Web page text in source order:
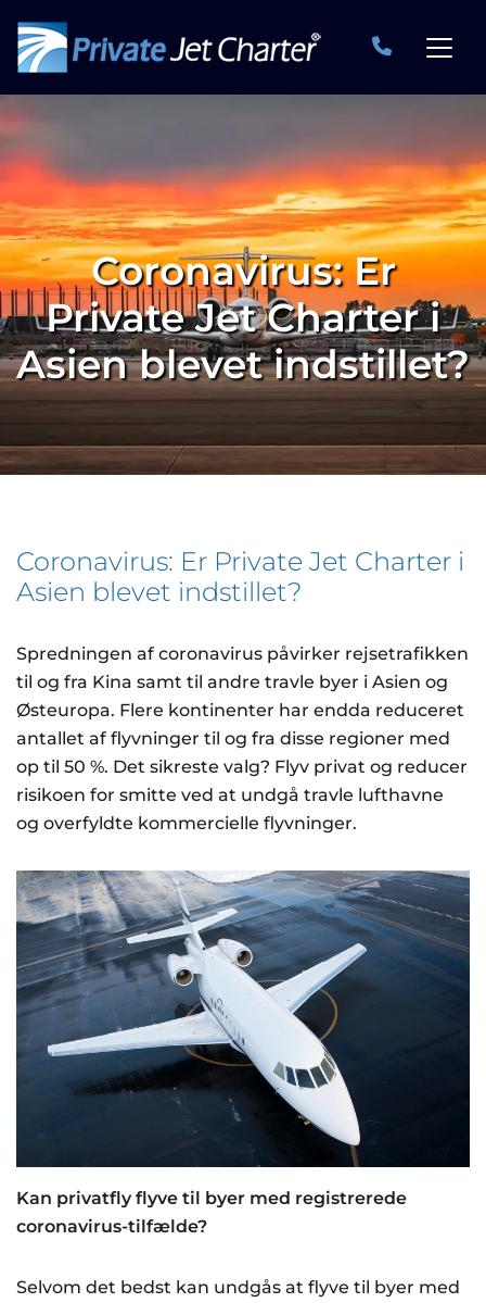
Coronavirus: Er
Private Jet Charter i
Asien blevet indstillet?
Coronavirus: Er Private Jet Charter i
Asien blevet indstillet?
Spredningen af coronavirus påvirker rejsetrafikken
til og fra Kina samt til andre travle byer i Asien og
Østeuropa. Flere kontinenter har endda reduceret
antallet af flyvninger til og fra disse regioner med
op til 50 %. Det sikreste valg? Flyv privat og reducer
risikoen for smitte ved at undgå travle lufthavne
og overfyldte kommercielle flyvninger.
Kan privatfly flyve til byer med registrerede
coronavirus-tilfælde?
Selvom det bedst kan undgås at flyve til byer med